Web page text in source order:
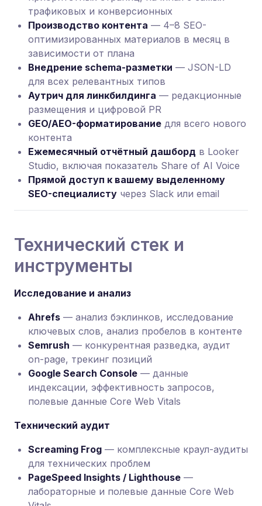
трафиковых и конверсионных
Производство контента — 4–8 SEO-
оптимизированных материалов в месяц в
зависимости от плана
Внедрение schema-разметки — JSON-LD
для всех релевантных типов
Аутрич для линкбилдинга — редакционные
размещения и цифровой PR
GEO/AEO-форматирование для всего нового
контента
Ежемесячный отчётный дашборд в Looker
Studio, включая показатель Share of AI Voice
Прямой доступ к вашему выделенному
SEO-специалисту через Slack или email
Технический стек и
инструменты
Исследование и анализ
Ahrefs — анализ бэклинков, исследование
ключевых слов, анализ пробелов в контенте
Semrush — конкурентная разведка, аудит
on-page, трекинг позиций
Google Search Console — данные
индексации, эффективность запросов,
полевые данные Core Web Vitals
Технический аудит
Screaming Frog — комплексные краул-аудиты
для технических проблем
PageSpeed Insights / Lighthouse —
лабораторные и полевые данные Core Web